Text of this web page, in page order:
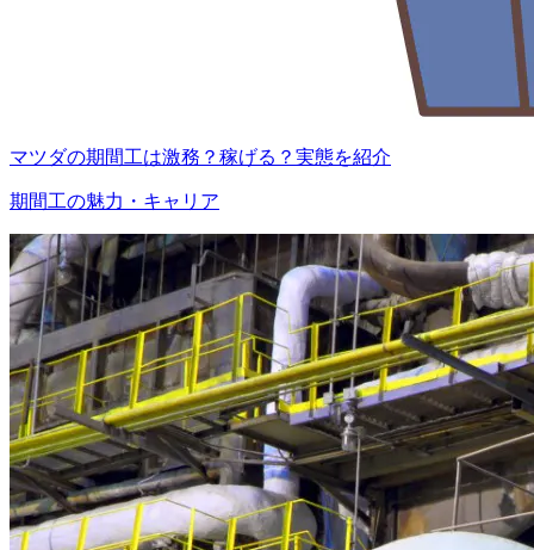
マツダの期間工は激務？稼げる？実態を紹介
期間工の魅力・キャリア